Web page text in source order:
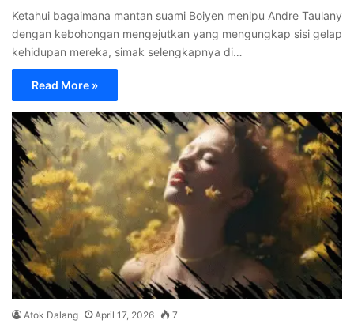
Ketahui bagaimana mantan suami Boiyen menipu Andre Taulany
dengan kebohongan mengejutkan yang mengungkap sisi gelap
kehidupan mereka, simak selengkapnya di…
Read More »
Atok Dalang April 17, 2026 7